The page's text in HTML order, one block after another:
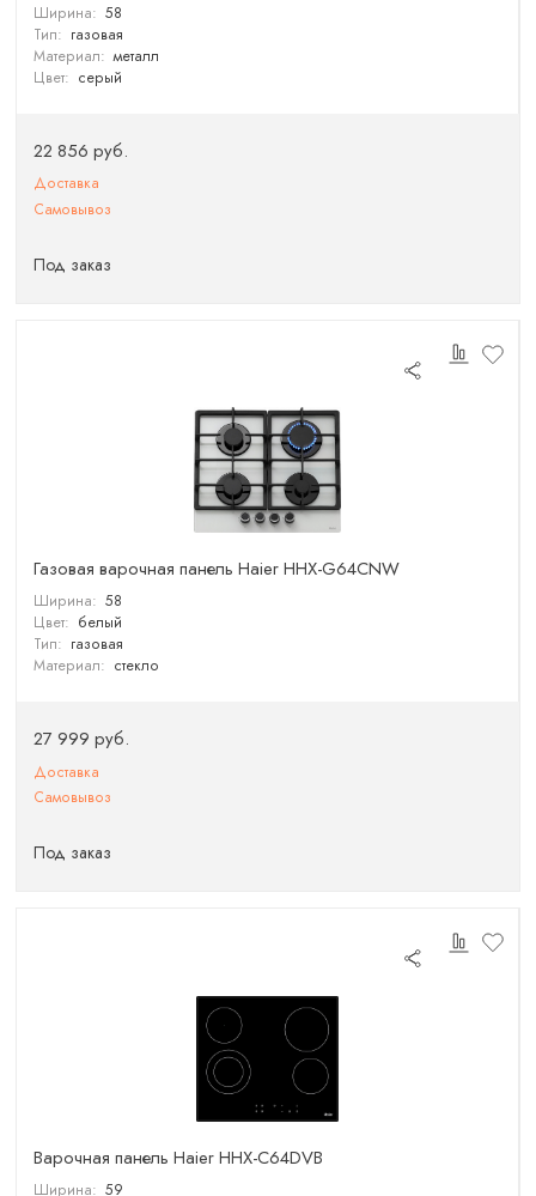
Ширина: 58
Тип: газовая
Материал: металл
Цвет: серый
22 856 руб.
Доставка
Самовывоз
Под заказ
Газовая варочная панель Haier HHX-G64CNW
Ширина: 58
Цвет: белый
Тип: газовая
Материал: стекло
27 999 руб.
Доставка
Самовывоз
Под заказ
Варочная панель Haier HHX-C64DVB
Ширина: 59